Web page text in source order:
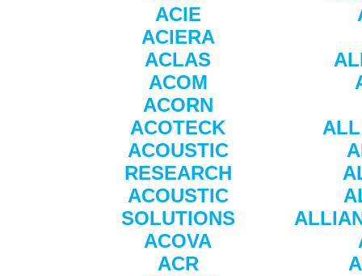
ACIE
ACIERA
ACLAS
ACOM
ACORN
ACOTECK
ACOUSTIC
RESEARCH
ACOUSTIC
SOLUTIONS
ACOVA
ACR